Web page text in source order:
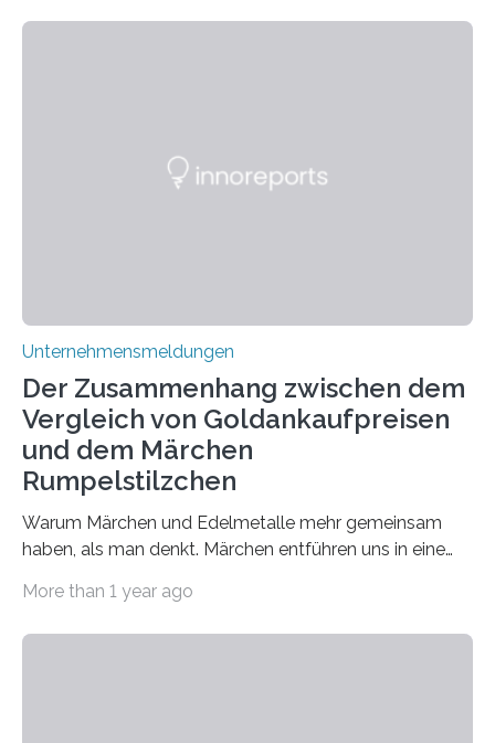
Forschung und welche Entwicklungen gibt es auf
Unternehmensmeldungen
Der Zusammenhang zwischen dem
Vergleich von Goldankaufpreisen
und dem Märchen
Rumpelstilzchen
Warum Märchen und Edelmetalle mehr gemeinsam
haben, als man denkt. Märchen entführen uns in eine
Wendungen die Hauptrolle spielen. Doch haben Sie
More than 1 year ago